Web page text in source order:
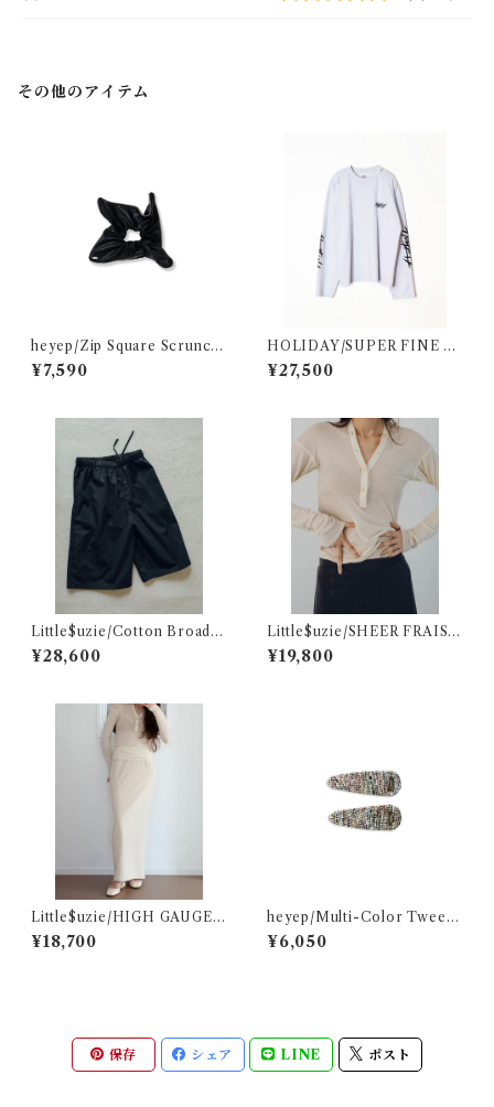
その他のアイテム
heyep/Zip Square Scrunchi
e - Medium
¥7,590
HOLIDAY/SUPER FINE D
RY DAMAGE L/S T-SHIRT
(CIRCULATION)
¥27,500
Little$uzie/Cotton Broad E
asy Shorts (Black)
¥28,600
Little$uzie/SHEER FRAISE
DISTORTED HENRY
¥19,800
Little$uzie/HIGH GAUGE
PILE LONG SKIRT
¥18,700
heyep/Multi-Color Tweed
Clips – 2 Piece Set
¥6,050
保存 シェア LINE ポスト